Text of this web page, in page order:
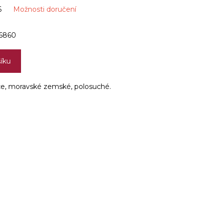
Možnosti doručení
moravské zemské , polosuché .